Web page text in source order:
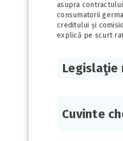
asupra
consumatorii
creditului și
explică pe scurt
Legislaţie
Cuvinte